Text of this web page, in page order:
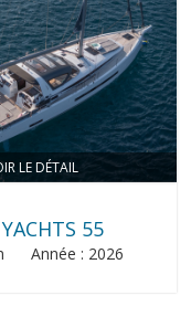
LE DÉTAIL
55
Année : 2026